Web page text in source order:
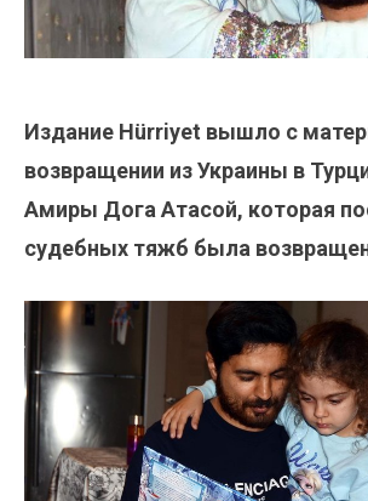
Издание Hürriyet вышло с
возвращении из Украины в
Амиры Дога Атасой, которая
судебных тяжб была